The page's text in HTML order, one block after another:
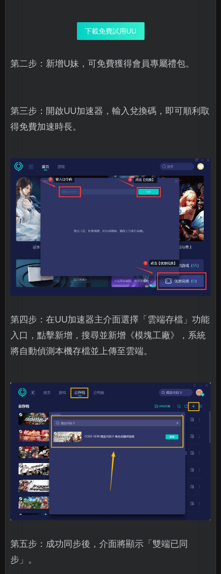
下載免費試用UU
第二步：新增U妹，可免費獲得會員專屬禮包。
第三步：開啟UU加速器，輸入兌換碼，即可順利取
得免費加速時長。
第四步：在UU加速器主介面選擇「雲端存檔」功能
入口，點擊新增，搜尋並新增《模塊工廠》，系統
將自動偵測本機存檔並上傳至雲端。
第五步：成功同步後，介面將顯示「雙端已同
步」。